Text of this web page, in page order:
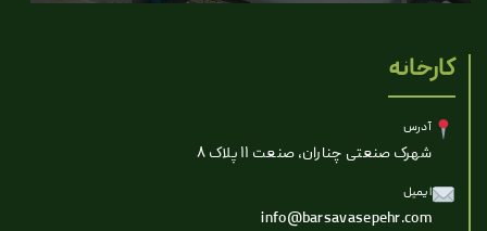
کارخانه
آدرس
شهرک صنعتی چناران، صنعت ۱۱ پلاک ۸
ایمیل
info@barsavasepehr.com